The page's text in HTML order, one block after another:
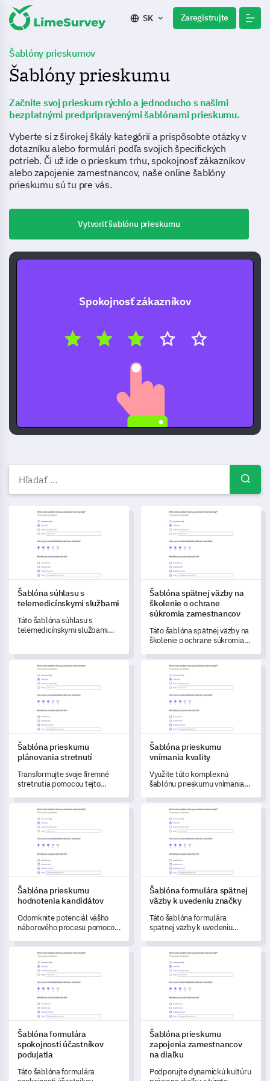
SK Zaregistrujte
Šablóny prieskumov
Šablóny prieskumu
Začnite svoj prieskum rýchlo a jednoducho s našimi
bezplatnými predpripravenými šablónami prieskumu.
Vyberte si z širokej škály kategórií a prispôsobte otázky v
dotazníku alebo formulári podľa svojich špecifických
potrieb. Či už ide o prieskum trhu, spokojnosť zákazníkov
alebo zapojenie zamestnancov, naše online šablóny
prieskumu sú tu pre vás.
Vytvoriť šablónu prieskumu
Spokojnosť zákazníkov
Bezplatné šablóny
Šablóna súhlasu s telemedicínskymi službami
Šablóna súhlasu s
telemedicínskymi službami
Táto šablóna súhlasu s
telemedicínskymi službami
telemedicíny a zaznamenať
údaje o súhlase pacienta.
Šablóna spätnej väzby na
Šablóna spätnej väzby na
školenie o ochrane
súkromia zamestnancov
Táto šablóna spätnej väzby na
školenie o ochrane súkromia
získať prehľad o účinnosti,
relevantnosti a logistických
aspektoch vašich školení.
Šablóna prieskumu plánovania stretnutí
Šablóna prieskumu
plánovania stretnutí
Transformujte svoje firemné
stretnutia pomocou tejto
prieskumu, navrhnutej na
efektívne pochopenie a
riešenie obáv a preferencií
zúčastnených strán.
Šablóna prieskumu vnímania
Šablóna prieskumu
vnímania kvality
Využite túto komplexnú
šablónu prieskumu vnímania
porozumenie kvalite svojho
produktu z pohľadu
používateľa a posunuli kľúčové
zlepšenia.
Šablóna prieskumu hodnotenia kandidátov
Šablóna prieskumu
hodnotenia kandidátov
Odomknite potenciál vášho
náborového procesu pomocou
prieskumu hodnotenia
kandidátov.
Šablóna formulára spätnej
Šablóna formulára spätnej
väzby k uvedeniu značky
Táto šablóna formulára
spätnej väzby k uvedeniu
posúdiť a zlepšiť vnímanie
značky, hodnotu produktu a
podporu zákazníkov po
uvedení na trh.
Šablóna formulára spokojnosti účastníkov podujatia
Šablóna formulára
spokojnosti účastníkov
podujatia
Táto šablóna formulára
Šablóna prieskumu
Šablóna prieskumu
zapojenia zamestnancov
na diaľku
Podporujte dynamickú kultúru